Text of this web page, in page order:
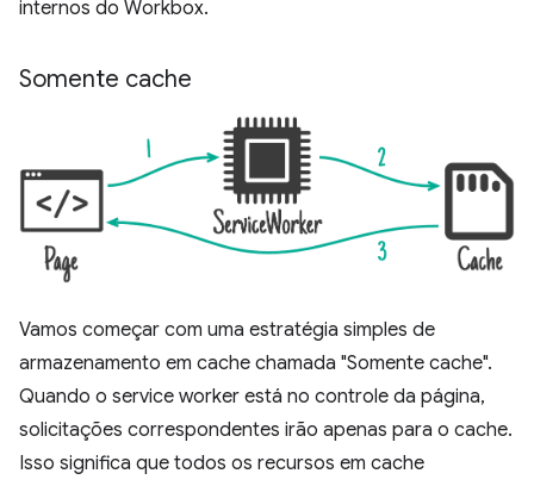
internos do Workbox.
Somente cache
Vamos começar com uma estratégia simples de
armazenamento em cache chamada "Somente cache".
Quando o service worker está no controle da página,
solicitações correspondentes irão apenas para o cache.
Isso significa que todos os recursos em cache